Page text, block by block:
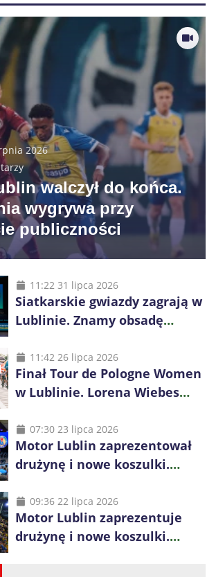
2026
walczył do końca.
wygrywa przy
publiczności
11:22 31 lipca 2026
Siatkarskie gwiazdy zagrają w
Lublinie. Znamy obsadę
11:42 26 lipca 2026
Finał Tour de Pologne Women
w Lublinie. Lorena Wiebes
07:30 23 lipca 2026
Motor Lublin zaprezentował
drużynę i nowe koszulki.
zespół w sezonie 2026/27
09:36 22 lipca 2026
Motor Lublin zaprezentuje
drużynę i nowe koszulki.